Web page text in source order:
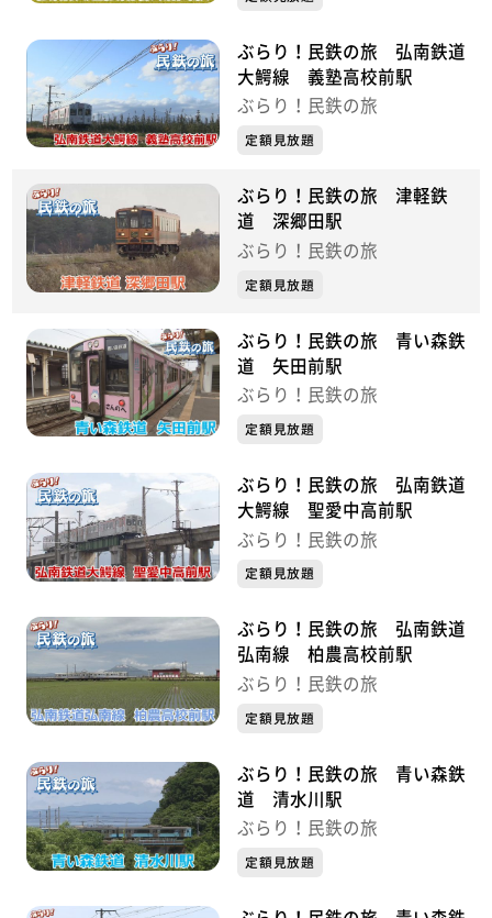
ぶらり！民鉄の旅 弘南鉄道
大鰐線 義塾高校前駅
ぶらり！民鉄の旅
定額見放題
ぶらり！民鉄の旅 津軽鉄
道 深郷田駅
ぶらり！民鉄の旅
定額見放題
ぶらり！民鉄の旅 青い森鉄
道 矢田前駅
ぶらり！民鉄の旅
定額見放題
ぶらり！民鉄の旅 弘南鉄道
大鰐線 聖愛中高前駅
ぶらり！民鉄の旅
定額見放題
ぶらり！民鉄の旅 弘南鉄道
弘南線 柏農高校前駅
ぶらり！民鉄の旅
定額見放題
ぶらり！民鉄の旅 青い森鉄
道 清水川駅
ぶらり！民鉄の旅
定額見放題